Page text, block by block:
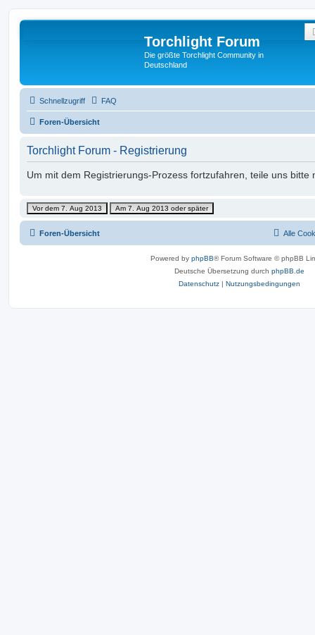
Torchlight Forum
Die größte Torchlight Community in
Deutschland
Schnellzugriff FAQ
Foren-Übersicht
Torchlight Forum - Registrierung
Um mit dem Registrierungs-Prozess fortzufahren, teile uns bitte
Foren-Übersicht Alle
Powered by phpBB® Forum Software © phpBB
Deutsche Übersetzung durch phpBB.de
Datenschutz | Nutzungsbedingungen